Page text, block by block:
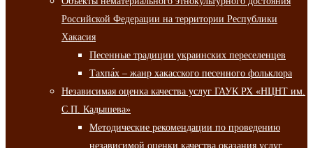
Российской Федерации на территории Республики
Хакасия
Песенные традиции украинских переселенцев
Тахпа́х – жанр хакасского песенного фольклора
Независимая оценка качества услуг ГАУК РХ «НЦНТ им.
С.П. Кадышева»
Методические рекомендации по проведению
независимой оценки качества оказания услуг